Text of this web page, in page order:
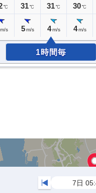
℃
m/s
31℃
5 m/s
31℃
4 m/s
30℃
4 m/s
1時間毎